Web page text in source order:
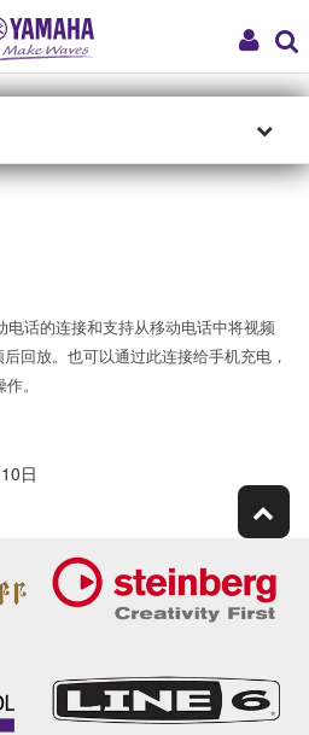
My
电话的连接和支持从移动电话中将视频
回放。也可以通过此连接给手机充电，
。
日